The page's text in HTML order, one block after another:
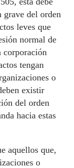
grave del orden
leves que
normal de
corporación
tengan
o
existir
del orden
hacia estas
aquellos que,
o